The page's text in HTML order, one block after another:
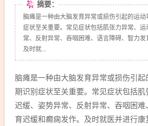
摘要：
脑瘫是一种由大脑发育异常或损伤引起的运动
症状至关重要。常见症状包括肌张力异常、
常、反射异常、吞咽困难、语言障碍、智力发
及时就...
脑瘫是一种由大脑发育异常或损伤引
期识别症状至关重要。常见症状包括
迟缓、姿势异常、反射异常、吞咽困
育迟缓和癫痫发作。及时就医并进行